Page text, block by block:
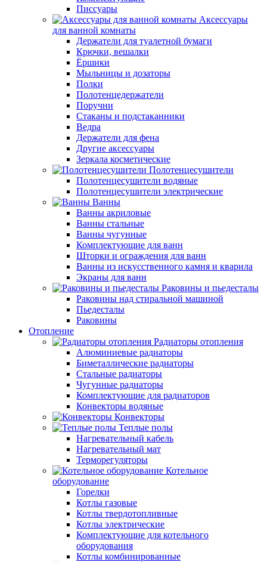
Писсуары
Аксессуары
для ванной комнаты
Держатели для туалетной бумаги
Крючки, вешалки
Ёршики
Мыльницы и дозаторы
Полки
Полотенцедержатели
Поручни
Стаканы и подстаканники
Ведра
Держатели для фена
Другие аксессуары
Зеркала косметические
Полотенцесушители
Полотенцесушители водяные
Полотенцесушители электрические
Ванны
Ванны акриловые
Ванны стальные
Ванны чугунные
Комплектующие для ванн
Шторки и ограждения для ванн
Ванны из искусственного камня и кварила
Экраны для ванн
Раковины и пьедесталы
Раковины над стиральной машиной
Пьедесталы
Раковины
Отопление
Радиаторы отопления
Алюминиевые радиаторы
Биметаллические радиаторы
Стальные радиаторы
Чугунные радиаторы
Комплектующие для радиаторов
Конвекторы водяные
Конвекторы
Теплые полы
Нагревательный кабель
Нагревательный мат
Терморегуляторы
Котельное
оборудование
Горелки
Котлы газовые
Котлы твердотопливные
Котлы электрические
Комплектующие для котельного
оборудования
Котлы комбинированные